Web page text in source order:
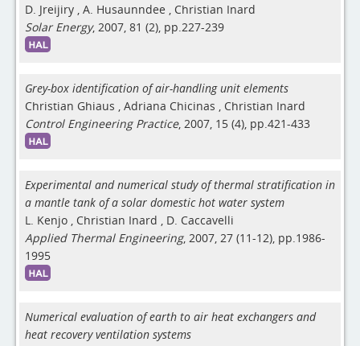
D. Jreijiry , A. Husaunndee , Christian Inard
Solar Energy, 2007, 81 (2), pp.227-239
Grey-box identification of air-handling unit elements
Christian Ghiaus , Adriana Chicinas , Christian Inard
Control Engineering Practice, 2007, 15 (4), pp.421-433
Experimental and numerical study of thermal stratification in
a mantle tank of a solar domestic hot water system
L. Kenjo , Christian Inard , D. Caccavelli
Applied Thermal Engineering, 2007, 27 (11-12), pp.1986-
1995
Numerical evaluation of earth to air heat exchangers and
heat recovery ventilation systems